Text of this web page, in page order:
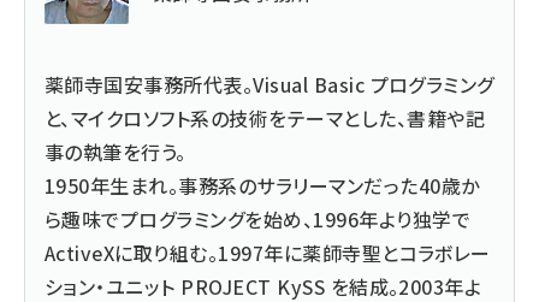
薬師寺国安事務所代表。Visual Basic プログラミング
と、マイクロソフト系の技術をテーマとした、書籍や記
事の執筆を行う。
1950年生まれ。事務系のサラリーマンだった40歳か
ら趣味でプログラミングを始め、1996年より独学で
ActiveXに取り組む。1997年に薬師寺聖とコラボレー
ション・ユニット PROJECT KySS を結成。2003年よ